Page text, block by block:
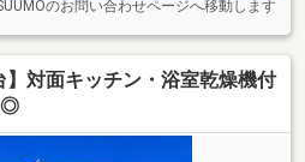
のお問い合わせページへ移動します
対面キッチン・浴室乾燥機付
◎